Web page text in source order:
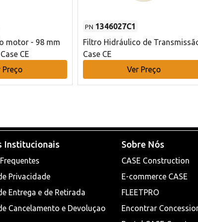
motor - 98 mm
CE
Preço
PN 1346027C1
Filtro Hidráulico de
Case CE
Ver Preço
Institucionais
Privacidade
Entrega e de Retirada
Cancelamento e Devoluçao
Sobre Nós
CASE Construction
E-commerce CASE
FLEETPRO
Encontrar